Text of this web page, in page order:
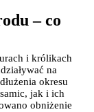
– co
i królikach
na
okresu
jak i ich
obniżenie